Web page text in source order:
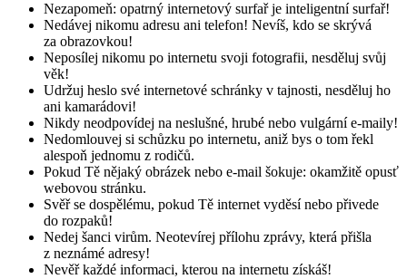
Nezapomeň: opatrný internetový surfař je inteligentní surfař!
Nedávej nikomu adresu ani telefon! Nevíš, kdo se skrývá
za obrazovkou!
Neposílej nikomu po internetu svoji fotografii, nesděluj svůj
věk!
Udržuj heslo své internetové schránky v tajnosti, nesděluj ho
ani kamarádovi!
Nikdy neodpovídej na neslušné, hrubé nebo vulgární e-maily!
Nedomlouvej si schůzku po internetu, aniž bys o tom řekl
alespoň jednomu z rodičů.
Pokud Tě nějaký obrázek nebo e-mail šokuje: okamžitě opusť
webovou stránku.
Svěř se dospělému, pokud Tě internet vyděsí nebo přivede
do rozpaků!
Nedej šanci virům. Neotevírej přílohu zprávy, která přišla
z neznámé adresy!
Nevěř každé informaci, kterou na internetu získáš!